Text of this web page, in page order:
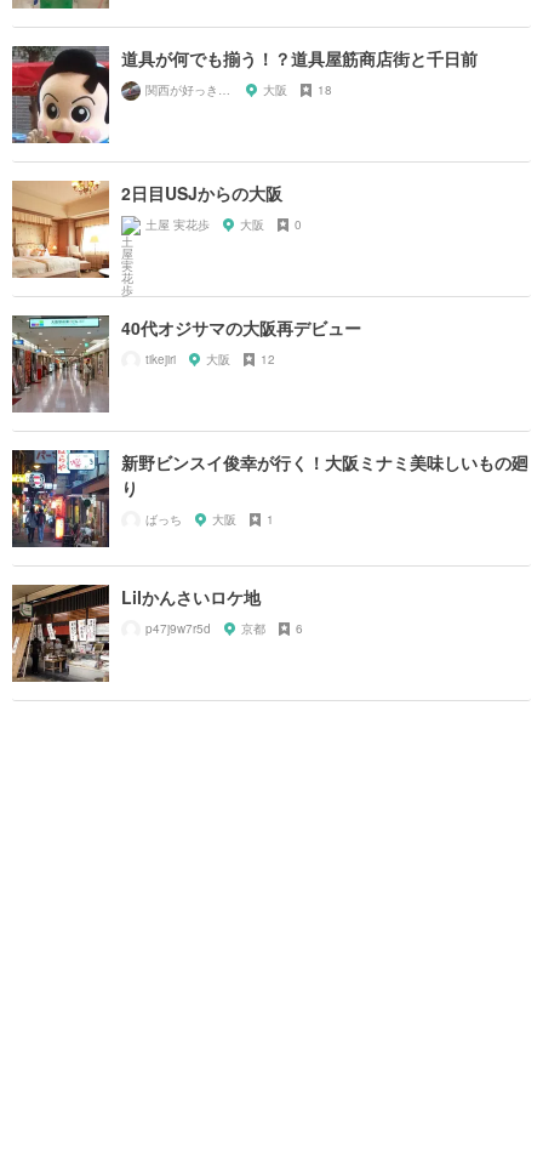
道具が何でも揃う！？道具屋筋商店街と千日前
大阪 18
2日目USJからの大阪
土屋 実花歩 大阪 0
40代オジサマの大阪再デビュー
tikejiri 大阪 12
新野ビンスイ俊幸が行く！大阪ミナミ美味しいもの廻
り
ばっち 大阪 1
Lilかんさいロケ地
p47j9w7r5d 京都 6